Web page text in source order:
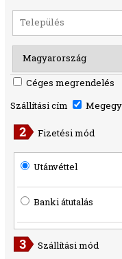
Céges megrendelés
Szállítási cím
Fizetési mód
Utánvéttel
Banki átutalás
Szállítási mód